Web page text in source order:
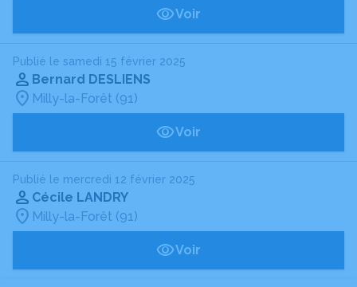
Voir
Publié le samedi 15 février 2025
Bernard DESLIENS
Milly-la-Forêt (91)
Voir
Publié le mercredi 12 février 2025
Cécile LANDRY
Milly-la-Forêt (91)
Voir